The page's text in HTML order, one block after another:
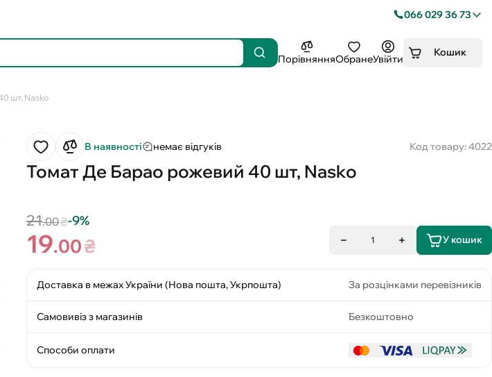
066 029 36 73
ПорівнянняОбранеУвійти
Кошик
шт, Nasko
В наявності немає відгуків Код товару: 4022
Томат Де Барао рожевий 40 шт, Nasko
21.00₴-9%
19.00₴ 1 У кошик
Доставка в межах України (Нова пошта, Укрпошта) За розцінками перевізників
Самовивіз з магазинів Безкоштовно
Способи оплати